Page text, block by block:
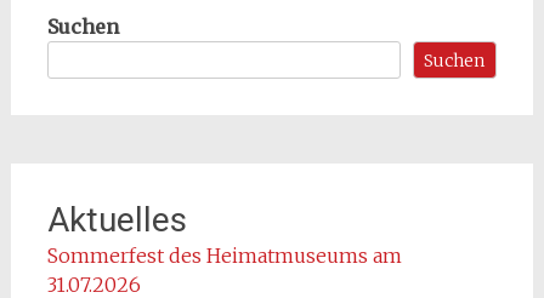
Suchen
Suchen
Aktuelles
Sommerfest des Heimatmuseums am
31.07.2026